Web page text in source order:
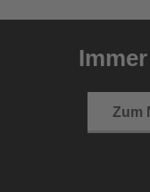
Zum